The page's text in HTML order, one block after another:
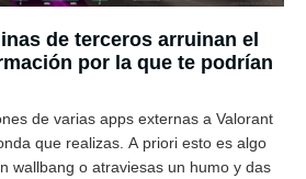
de terceros arruinan el
por la que te podrían
de varias apps externas a Valorant
que realizas. A priori esto es algo
wallbang o atraviesas un humo y das